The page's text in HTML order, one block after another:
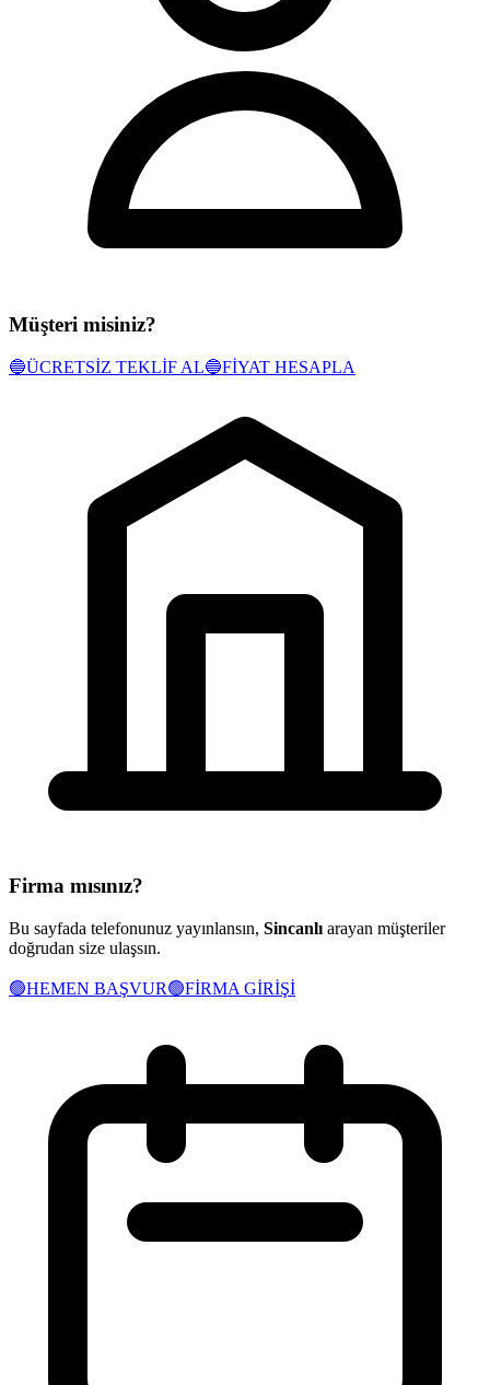
Müşteri misiniz?
🔵ÜCRETSİZ TEKLİF AL🔵FİYAT HESAPLA
Firma mısınız?
Bu sayfada telefonunuz yayınlansın, Sincanlı arayan müşteriler
doğrudan size ulaşsın.
🟢HEMEN BAŞVUR🟢FİRMA GİRİŞİ